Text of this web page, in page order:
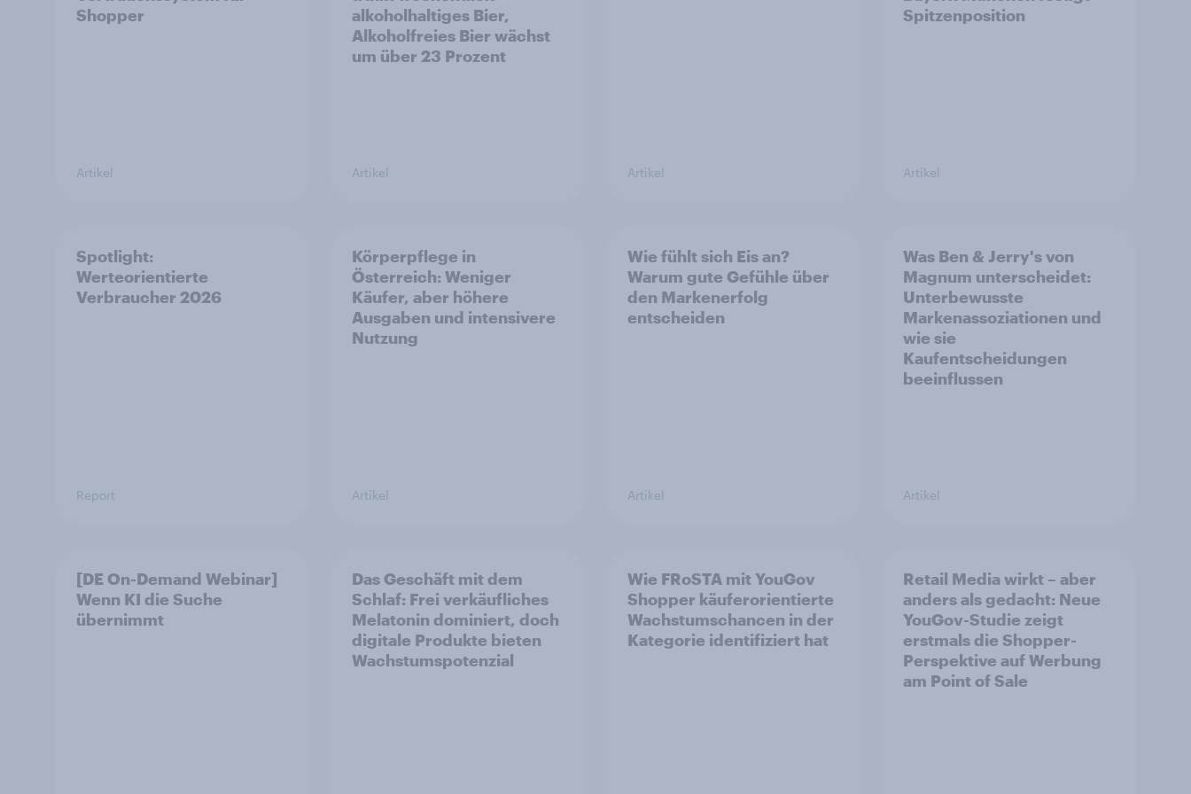
Shopper
Artikel
alkoholhaltiges Bier,
Alkoholfreies Bier wächst
um über 23 Prozent
Artikel Artikel
Spitzenposition
Artikel
Spotlight:
Werteorientierte
Verbraucher 2026
Report
Körperpflege in
Österreich: Weniger
Käufer, aber höhere
Ausgaben und intensivere
Nutzung
Artikel
Wie fühlt sich Eis an?
Warum gute Gefühle über
den Markenerfolg
entscheiden
Artikel
Was Ben & Jerry's von
Magnum unterscheidet:
Unterbewusste
Markenassoziationen und
wie sie
Kaufentscheidungen
beeinflussen
Artikel
[DE On-Demand Webinar]
Wenn KI die Suche
übernimmt
Das Geschäft mit dem
Schlaf: Frei verkäufliches
Melatonin dominiert, doch
digitale Produkte bieten
Wachstumspotenzial
Wie FRoSTA mit YouGov
Shopper käuferorientierte
Wachstumschancen in der
Kategorie identifiziert hat
Retail Media wirkt – aber
anders als gedacht: Neue
YouGov-Studie zeigt
erstmals die Shopper-
Perspektive auf Werbung
am Point of Sale